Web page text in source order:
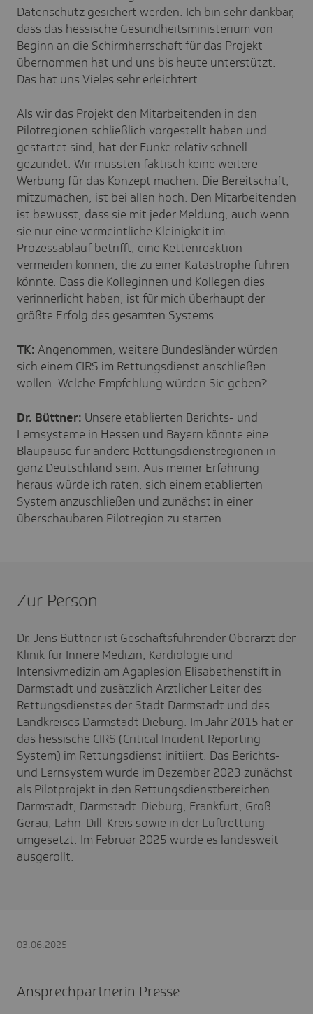
Datenschutz gesichert werden. Ich bin sehr dankbar,
dass das hessische Gesundheitsministerium von
Beginn an die Schirmherrschaft für das Projekt
übernommen hat und uns bis heute unterstützt.
Das hat uns Vieles sehr erleichtert.
Als wir das Projekt den Mitarbeitenden in den
Pilotregionen schließlich vorgestellt haben und
gestartet sind, hat der Funke relativ schnell
gezündet. Wir mussten faktisch keine weitere
Werbung für das Konzept machen. Die Bereitschaft,
mitzumachen, ist bei allen hoch. Den Mitarbeitenden
ist bewusst, dass sie mit jeder Meldung, auch wenn
sie nur eine vermeintliche Kleinigkeit im
Prozessablauf betrifft, eine Kettenreaktion
vermeiden können, die zu einer Katastrophe führen
könnte. Dass die Kolleginnen und Kollegen dies
verinnerlicht haben, ist für mich überhaupt der
größte Erfolg des gesamten Systems.
TK: Angenommen, weitere Bundesländer würden
sich einem CIRS im Rettungsdienst anschließen
wollen: Welche Empfehlung würden Sie geben?
Dr. Büttner: Unsere etablierten Berichts- und
Lernsysteme in Hessen und Bayern könnte eine
Blaupause für andere Rettungsdienstregionen in
ganz Deutschland sein. Aus meiner Erfahrung
heraus würde ich raten, sich einem etablierten
System anzuschließen und zunächst in einer
überschaubaren Pilotregion zu starten.
Zur Person
Dr. Jens Büttner ist Geschäftsführender Oberarzt der
Klinik für Innere Medizin, Kardiologie und
Intensivmedizin am Agaplesion Elisabethenstift in
Darmstadt und zusätzlich Ärztlicher Leiter des
Rettungsdienstes der Stadt Darmstadt und des
Landkreises Darmstadt Dieburg. Im Jahr 2015 hat er
das hessische CIRS (Critical Incident Reporting
System) im Rettungsdienst initiiert. Das Berichts-
und Lernsystem wurde im Dezember 2023 zunächst
als Pilotprojekt in den Rettungsdienstbereichen
Darmstadt, Darmstadt-Dieburg, Frankfurt, Groß-
Gerau, Lahn-Dill-Kreis sowie in der Luftrettung
umgesetzt. Im Februar 2025 wurde es landesweit
ausgerollt.
03.06.2025
Ansprechpartnerin Presse